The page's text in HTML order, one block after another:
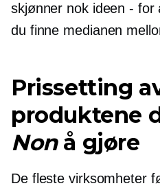
skjønner nok ideen - for
du finne medianen
Prissetting
produktene
Nonå gjøre
De fleste virksomheter